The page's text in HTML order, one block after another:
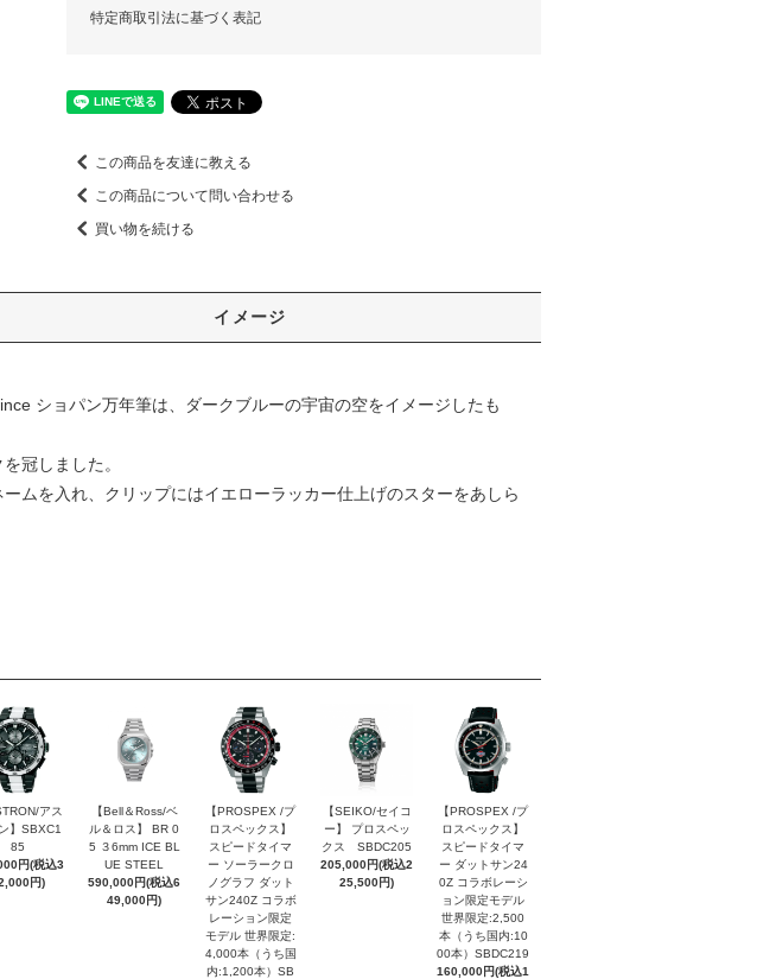
特定商取引法に基づく表記
この商品を友達に教える
この商品について問い合わせる
買い物を続ける
イメージ
ショパン万年筆は、ダークブルーの宇宙の空をイメージしたも
冠しました。
ムを入れ、クリップにはイエローラッカー仕上げのスターをあしら
アス
】SBXC1
85
円(税込3
円)
【Bell＆Ross/ベ
ル＆ロス】 BR 0
5 ３6mm ICE BL
UE STEEL
590,000円(税込6
49,000円)
【PROSPEX /プ
ロスペックス】
スピードタイマ
ー ソーラークロ
ノグラフ ダット
サン240Z コラボ
レーション限定
モデル 世界限定:
4,000本（うち国
内:1,200本）SB
【SEIKO/セイコ
ー】 プロスペッ
クス SBDC205
205,000円(税込2
25,500円)
【PROSPEX /プ
ロスペックス】
スピードタイマ
ー ダットサン24
0Z コラボレーシ
ョン限定モデル
世界限定:2,500
本（うち国内:10
00本）SBDC219
160,000円(税込1